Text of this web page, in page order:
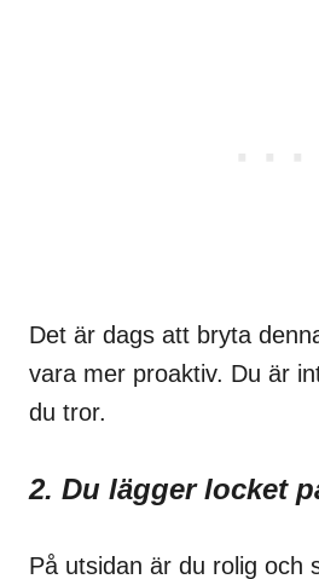
Det är dags att bryta
vara mer proaktiv. Du är
du tror.
2. Du lägger locket
På utsidan är du rolig och